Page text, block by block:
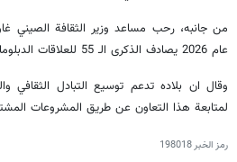
من جانبه، رحب مساعد وزير الثقافة الصيني
عام 2026 يصادف الذكرى الـ 55 للعلاقات الدبلوماسية بين البلدين.
وقال ان بلاده تدعم توسيع التبادل الثقافي
لمتابعة هذا التعاون عن طريق المشروعات
رمز الخبر198018